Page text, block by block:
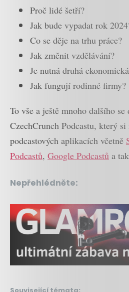
Proč lidé šetří?
Jak bude vypadat rok
Co se děje na trhu práce?
Jak změnit vzdělávání?
Je nutná druhá
Jak fungují rodinné firmy?
To vše a ještě mnoho dalšího
CzechCrunch Podcastu, který
podcastových aplikacích včetně
Podcastů, Google Podcastů a
Nepřehlédněte: